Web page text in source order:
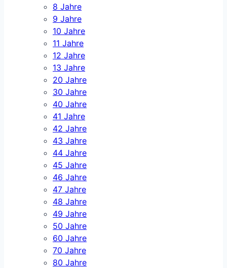
8 Jahre
9 Jahre
10 Jahre
11 Jahre
12 Jahre
13 Jahre
20 Jahre
30 Jahre
40 Jahre
41 Jahre
42 Jahre
43 Jahre
44 Jahre
45 Jahre
46 Jahre
47 Jahre
48 Jahre
49 Jahre
50 Jahre
60 Jahre
70 Jahre
80 Jahre